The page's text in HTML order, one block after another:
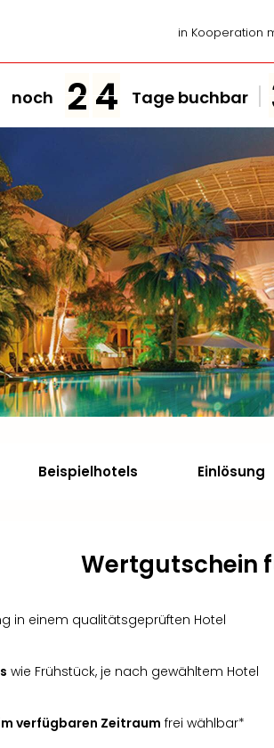
in Kooperation
noch 24 Tage buchbar
Beispielhotels Einlösung
Wertgutschein
in einem qualitätsgeprüften Hotel
wie Frühstück, je nach gewähltem Hotel
verfügbaren Zeitraum frei wählbar*